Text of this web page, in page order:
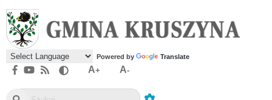
Powered by Translate
A+ A-